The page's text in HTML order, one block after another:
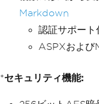
Markdown
認証サポート
ASPXおよび
*セキュリティ機能: